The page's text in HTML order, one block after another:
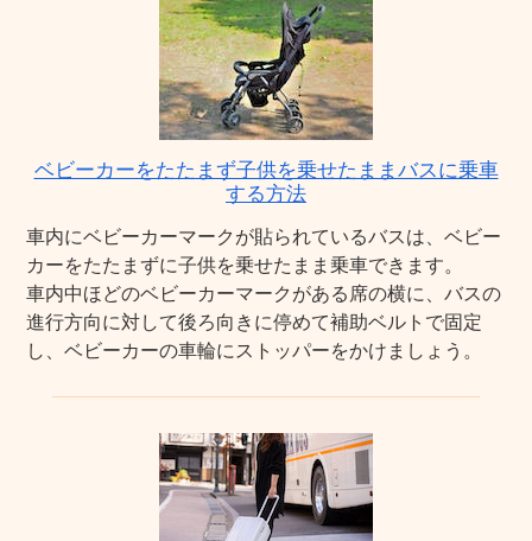
ベビーカーをたたまず子供を乗せたままバスに乗車
する方法
車内にベビーカーマークが貼られているバスは、ベビー
カーをたたまずに子供を乗せたまま乗車できます。
車内中ほどのベビーカーマークがある席の横に、バスの
進行方向に対して後ろ向きに停めて補助ベルトで固定
し、ベビーカーの車輪にストッパーをかけましょう。